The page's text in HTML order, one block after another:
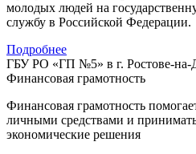
молодых людей на
службу в Российской Федерации.
Подробнее
ГБУ РО «ГП №5» в г. Ростове-на-
Финансовая грамотность
Финансовая грамотность
личными средствами и
экономические решения